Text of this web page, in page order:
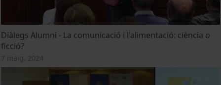
Diàlegs Alumni - La comunicació i l'alimentació: ciència o
ficció?
7 maig, 2024